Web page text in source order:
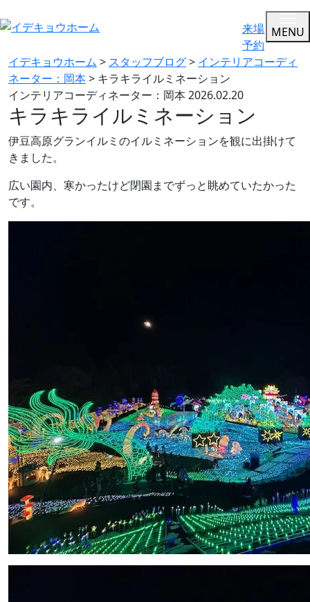
来場
予約
MENU
イデキョウホーム > スタッフブログ> インテリアコーディ
ネーター：岡本> キラキライルミネーション
インテリアコーディネーター：岡本 2026.02.20
キラキライルミネーション
伊豆高原グランイルミのイルミネーションを観に出掛けて
きました。
広い園内、寒かったけど閉園までずっと眺めていたかった
です。